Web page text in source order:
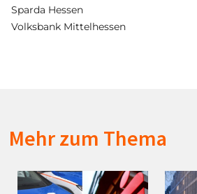
Sparda Hessen
Volksbank Mittelhessen
Mehr zum Thema